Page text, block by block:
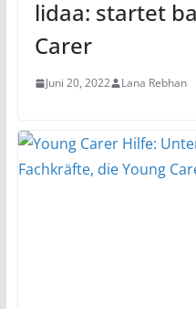
lidaa: startet
Carer
Juni 20, 2022 Lana Rebhan